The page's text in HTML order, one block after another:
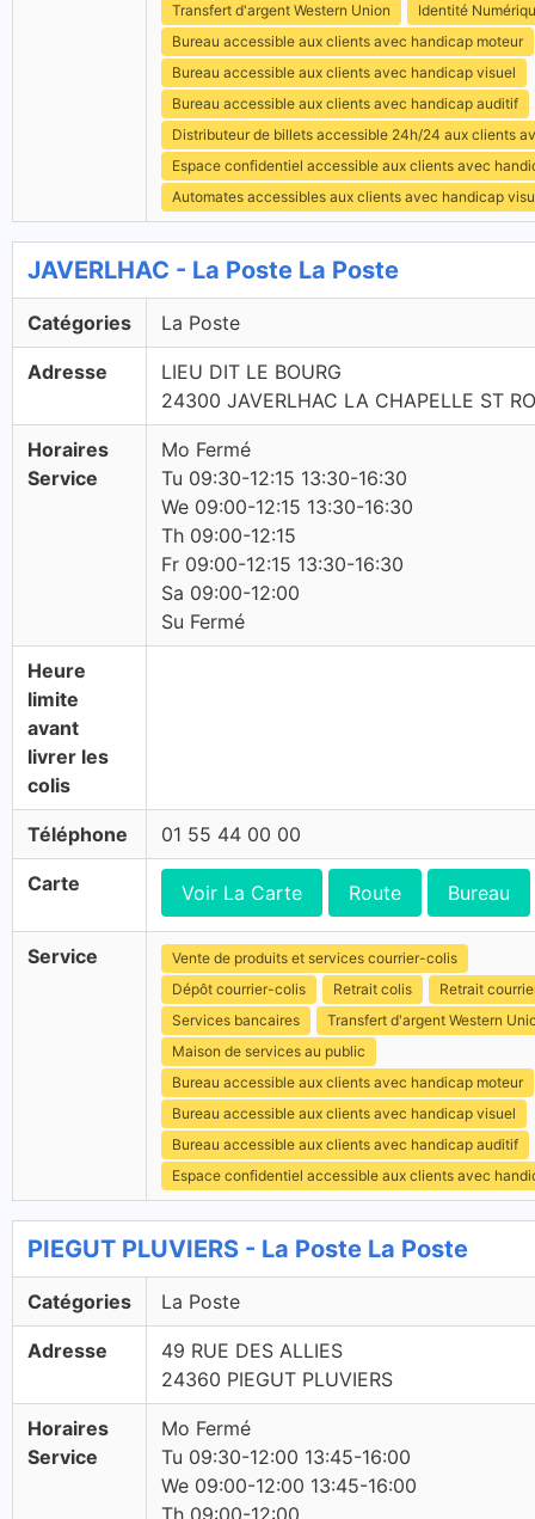
Transfert d'argent Western Union
Identité
Bureau accessible aux clients avec handicap moteur
Bureau accessible aux clients avec handicap visuel
Bureau accessible aux clients avec handicap auditif
Distributeur de billets accessible 24h/24 aux clients
Espace confidentiel accessible aux clients avec
Automates accessibles aux clients avec handicap
JAVERLHAC - La Poste La Poste
Catégories La Poste
Adresse
LIEU DIT LE BOURG
24300 JAVERLHAC LA CHAPELLE ST
Horaires
Service
Mo Fermé
Tu 09:30-12:15 13:30-16:30
We 09:00-12:15 13:30-16:30
Th 09:00-12:15
Fr 09:00-12:15 13:30-16:30
Sa 09:00-12:00
Su Fermé
Heure
limite
avant
livrer les
colis
Téléphone 01 55 44 00 00
Carte Voir La Carte Route Bureau
Service
Vente de produits et services courrier-colis
Dépôt courrier-colis
Retrait colis
Retrait
Services bancaires
Transfert d'argent Western
Maison de services au public
Bureau accessible aux clients avec handicap moteur
Bureau accessible aux clients avec handicap visuel
Bureau accessible aux clients avec handicap auditif
Espace confidentiel accessible aux clients avec
PIEGUT PLUVIERS - La Poste La Poste
Catégories La Poste
Adresse
49 RUE DES ALLIES
24360 PIEGUT PLUVIERS
Horaires
Service
Mo Fermé
Tu 09:30-12:00 13:45-16:00
We 09:00-12:00 13:45-16:00
Th 09:00-12:00